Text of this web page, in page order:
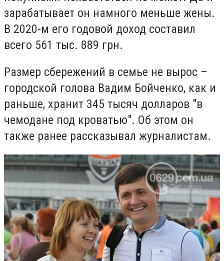
зарабатывает он намного меньше жены.
В 2020-м его годовой доход составил
всего 561 тыс. 889 грн.
Размер сбережений в семье не вырос –
городской голова Вадим Бойченко, как и
раньше, хранит 345 тысяч долларов "в
чемодане под кроватью". Об этом он
также ранее рассказывал журналистам.